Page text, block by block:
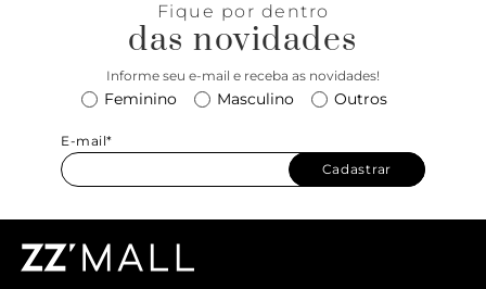
detalhe de recortes nas tiras e aplicação do tradicional
bridão com inspiração nos mocassins, traz um quê de
Fique por dentro
das novidades
Informe seu e-mail e receba as novidades!
Feminino Masculino Outros
E-mail*
Cadastrar